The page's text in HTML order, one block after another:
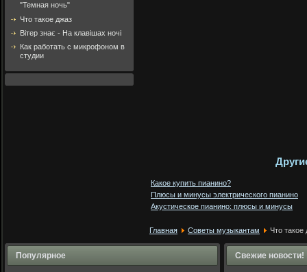
"Темная ночь"
Что такое джаз
Вітер знає - На клавішах ночі
Как работать с микрофоном в
студии
Какое купить пианино?
Плюсы и минусы электрического пианино
Акустическое пианино: плюсы и минусы
Главная Советы музыкантам Что такое
Популярное Свежие новости!